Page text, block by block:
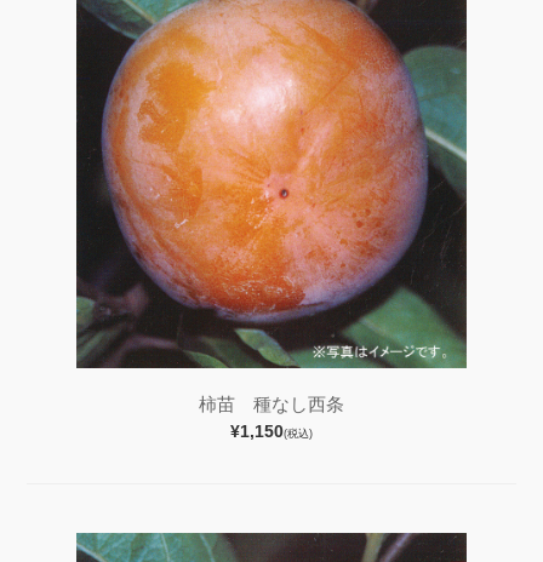
柿苗 種なし西条
¥1,150(税込)